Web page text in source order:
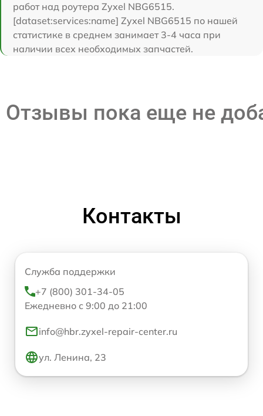
работ над роутера Zyxel NBG6515.
[dataset:services:name] Zyxel NBG6515 по нашей
статистике в среднем занимает 3-4 часа при
наличии всех необходимых запчастей.
Отзывы пока еще не
Контакты
Служба поддержки
+7 (800) 301-34-05
Ежедневно с 9:00 до 21:00
info@hbr.zyxel-repair-center.ru
ул. Ленина, 23